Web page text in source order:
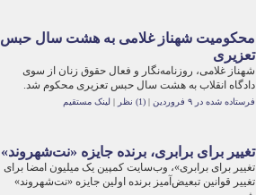
محکومیت شهناز غلامی به هشت سال حبس
تعزیری
شهناز غلامی، روزنامه‌نگار و فعال حقوق زنان از سوی
دادگاه انقلاب به هشت سال حبس تعزیری محکوم شد.
فرستاده شده در ۹ فروردین |(1) نظر | لینک مستقیم
تغییر برای برابری، برنده جایزه «نت‌شهروند»
تغییر برای برابری»، وب‌سایت کمپین یک میلیون امضا برای
تغییر قوانین تبعیض‌آمیز برنده اولین جایزه «نت‌شهروند»